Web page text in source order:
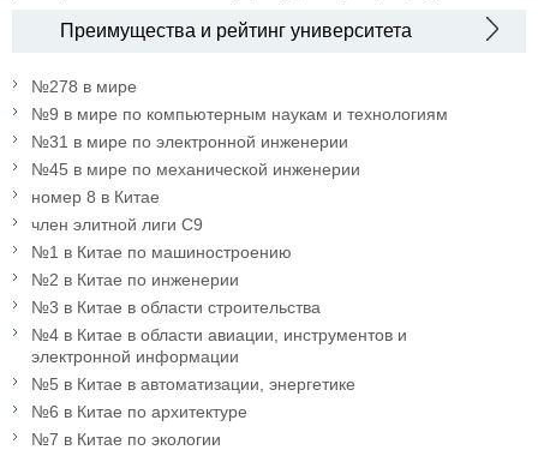
Преимущества и рейтинг университета
№278 в мире
№9 в мире по компьютерным наукам и технологиям
№31 в мире по электронной инженерии
№45 в мире по механической инженерии
номер 8 в Китае
член элитной лиги С9
№1 в Китае по машиностроению
№2 в Китае по инженерии
№3 в Китае в области строительства
№4 в Китае в области авиации, инструментов и
электронной информации
№5 в Китае в автоматизации, энергетике
№6 в Китае по архитектуре
№7 в Китае по экологии